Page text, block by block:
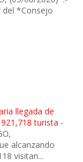
del *Consejo
llegada de
turista -
alcanzando
visitan...